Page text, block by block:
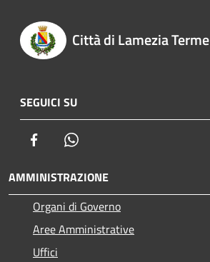
Città di Lamezia Terme
SEGUICI SU
Facebook
AMMINISTRAZIONE
Organi di Governo
Aree Amministrative
Uffici